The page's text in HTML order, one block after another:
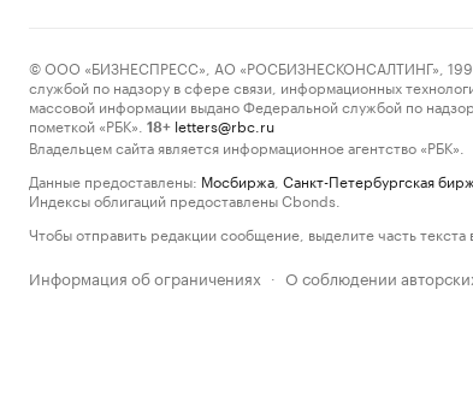
© ООО «БИЗНЕСПРЕСС», АО «РОСБИЗНЕСКОНСАЛТИНГ»,
службой по надзору в сфере связи, информационных
массовой информации выдано Федеральной службой по
пометкой «РБК».
18+ letters@rbc.ru
Владельцем сайта является информационное агентство «РБК».
Данные предоставлены: Мосбиржа Санкт-Петербургская
Индексы облигаций предоставлены Cbonds.
Чтобы отправить редакции сообщение, выделите часть текста
Информация об ограничениях · О соблюдении